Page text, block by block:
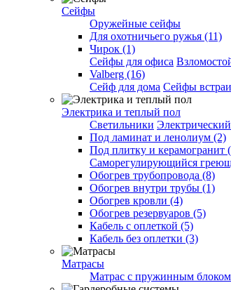
Сейфы
Оружейные сейфы
Для охотничьего ружья (11)
Чирок (1)
Сейфы для офиса
Valberg (16)
Cейф для дома Сейфы
Электрика и теплый пол
Светильники
Под ламинат и ленолиум (2)
Под плитку и керамогранит
Саморегулирующийся
Обогрев трубопровода (8)
Обогрев внутри трубы (1)
Обогрев кровли (4)
Обогрев резервуаров (5)
Кабель с оплеткой (5)
Кабель без оплетки (3)
Матрасы
Матрас с пружинным блоком